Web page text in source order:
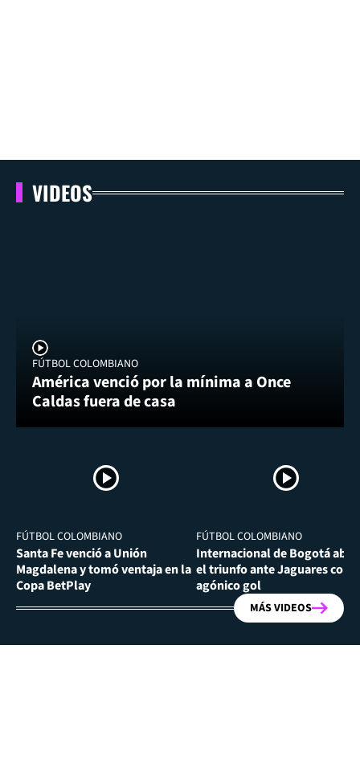
VIDEOS
FÚTBOL COLOMBIANO
América venció por la mínima a Once
Caldas fuera de casa
FÚTBOL COLOMBIANO
Santa Fe venció a Unión
Magdalena y tomó ventaja en la
Copa BetPlay
FÚTBOL COLOMBIANO
Internacional de Bogotá
el triunfo ante Jaguares con
agónico gol
MÁS VIDEOS